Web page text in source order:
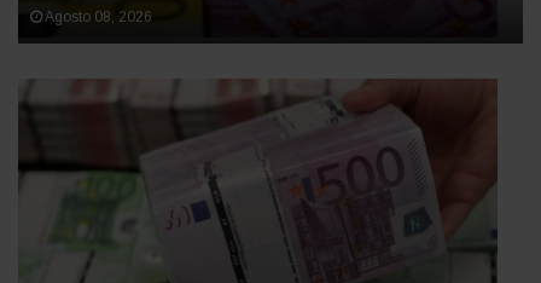
Agosto 08, 2026